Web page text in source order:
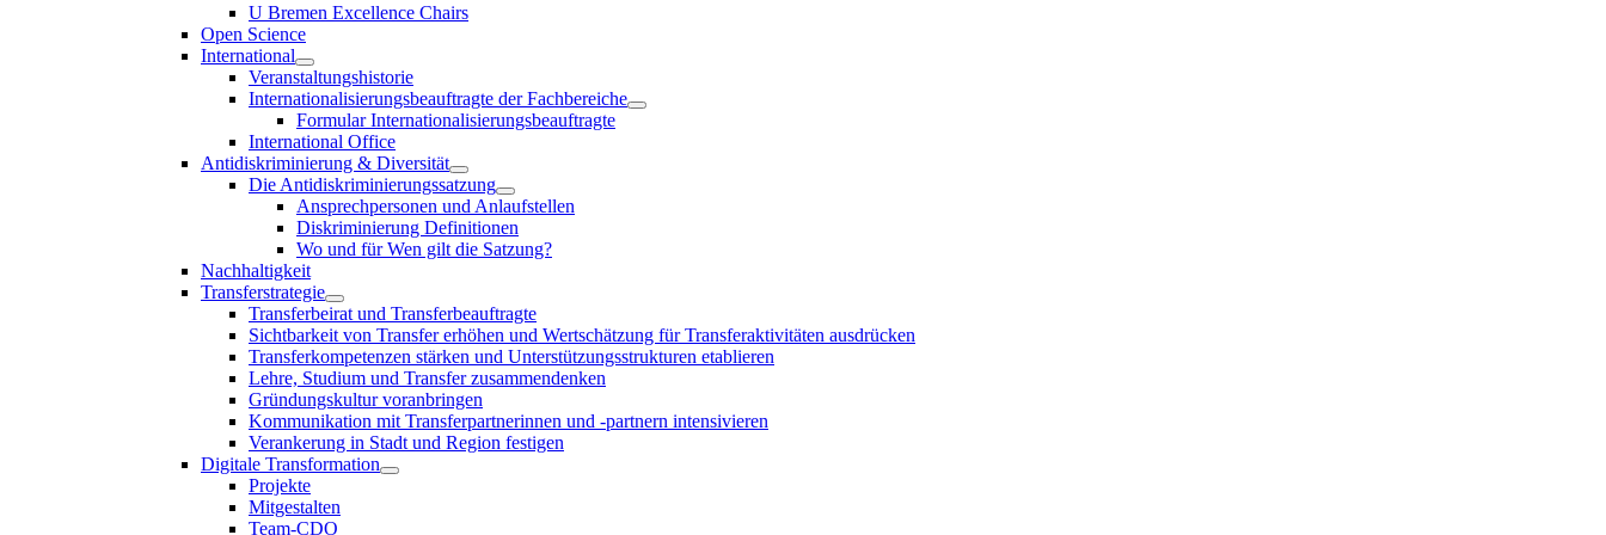
U Bremen Excellence Chairs
Open Science
International
Veranstaltungshistorie
Internationalisierungsbeauftragte der Fachbereiche
Formular Internationalisierungsbeauftragte
International Office
Antidiskriminierung & Diversität
Die Antidiskriminierungssatzung
Ansprechpersonen und Anlaufstellen
Diskriminierung Definitionen
Wo und für Wen gilt die Satzung?
Nachhaltigkeit
Transferstrategie
Transferbeirat und Transferbeauftragte
Sichtbarkeit von Transfer erhöhen und Wertschätzung für Transferaktivitäten ausdrücken
Transferkompetenzen stärken und Unterstützungsstrukturen etablieren
Lehre, Studium und Transfer zusammendenken
Gründungskultur voranbringen
Kommunikation mit Transferpartnerinnen und -partnern intensivieren
Verankerung in Stadt und Region festigen
Digitale Transformation
Projekte
Mitgestalten
Team-CDO